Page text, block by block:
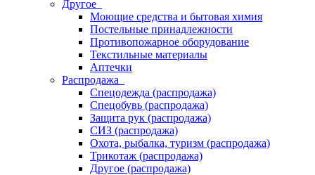
Другое
Моющие средства и бытовая химия
Постельные принадлежности
Противопожарное оборудование
Текстильные материалы
Аптечки
Распродажа
Спецодежда (распродажа)
Спецобувь (распродажа)
Защита рук (распродажа)
СИЗ (распродажа)
Охота, рыбалка, туризм (распродажа)
Трикотаж (распродажа)
Другое (распродажа)